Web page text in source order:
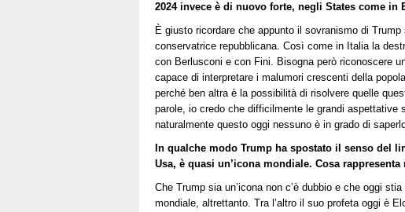
2024 invece è di nuovo forte, negli States come
È giusto ricordare che appunto il sovranismo di
conservatrice repubblicana. Così come in Italia la
con Berlusconi e con Fini. Bisogna però riconoscere
capace di interpretare i malumori crescenti della
perché ben altra è la possibilità di risolvere quelle
parole, io credo che difficilmente le grandi
naturalmente questo oggi nessuno è in grado di
In qualche modo Trump ha spostato il senso del
Usa, è quasi un’icona mondiale. Cosa
Che Trump sia un’icona non c’è dubbio e che oggi
mondiale, altrettanto. Tra l’altro il suo profeta oggi è